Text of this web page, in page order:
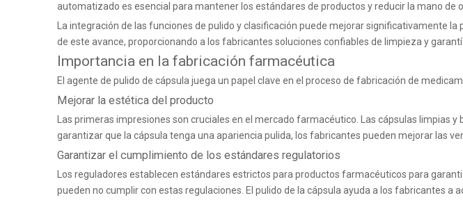
automatizado es esencial para mantener los estándares de productos y reducir la mano de
La integración de las funciones de pulido y clasificación puede mejorar significativamente la
de este avance, proporcionando a los fabricantes soluciones confiables de limpieza y
Importancia en la fabricación farmacéutica
El agente de pulido de cápsula juega un papel clave en el proceso de fabricación de
Mejorar la estética del producto
Las primeras impresiones son cruciales en el mercado farmacéutico. Las cápsulas limpias
garantizar que la cápsula tenga una apariencia pulida, los fabricantes pueden mejorar las
Garantizar el cumplimiento de los estándares regulatorios
Los reguladores establecen estándares estrictos para productos farmacéuticos para
pueden no cumplir con estas regulaciones. El pulido de la cápsula ayuda a los fabricantes